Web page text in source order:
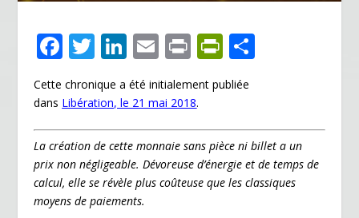
F
ac
e
b
o
o
k
T
w
itt
er
Li
n
k
e
dI
n
E
m
ai
l
Pr
in
t
Pr
in
tF
ri
e
n
g
er
Cette chronique a été initialement publiée
dans Libération, le 21 mai 2018.
La création de cette monnaie sans pièce ni billet a un
prix non négligeable. Dévoreuse d’énergie et de temps de
calcul, elle se révèle plus coûteuse que les classiques
moyens de paiements.